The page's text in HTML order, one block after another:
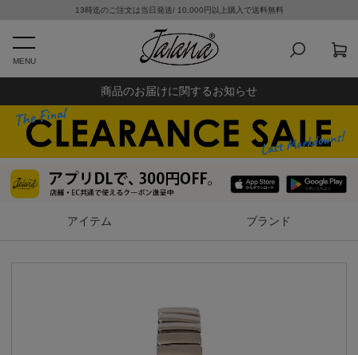
13時迄のご注文は当日発送/ 10,000円以上購入で送料無料
MENU
商品のお届けに関するお知らせ
アイテム ブランド